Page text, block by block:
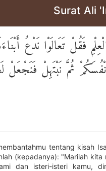
Surat Ali
تَعَالَوْا نَدْعُ
ثُمَّ نَبْتَهِلْ فَنَجْعَلْ
tentang kisah
(kepadanya): "Marilah
dan isteri-isteri kamu,